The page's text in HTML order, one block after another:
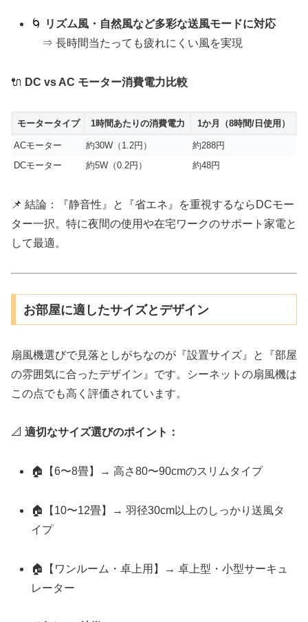
🌀
リズム風・自然風など多彩な送風モードに対応
⇒ 長時間当たっても疲れにくい風を実現
🔌 DC vs AC モーター消費電力比較
モータータイプ 1時間あたりの消費電力 1か月（8時間/日使用）
ACモーター 約30W（1.2円）
約288円
DCモーター
約5W（0.2円） 約48円
📌 結論：『静音性』と『省エネ』を重視するならDCモー
ター一択。特に夜間の使用や在宅ワークのサポート家電と
して最適。
お部屋に適したサイズとデザイン
扇風機選びで見落としがちなのが『設置サイズ』と『部屋
の雰囲気に合ったデザイン』です。シーネットの扇風機は
この点でも高く評価されています。
📐 適切なサイズ選びのポイント：
🏠【6〜8畳】→ 高さ80〜90cmのスリムタイプ
🏠【10〜12畳】→ 羽径30cm以上のしっかり送風タ
イプ
🏠【ワンルーム・卓上用】→ 卓上型・小型サーキュ
レーター